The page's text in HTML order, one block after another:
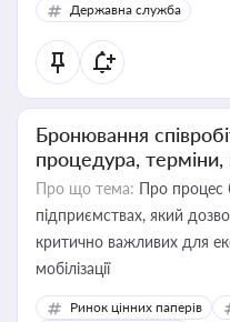
Державна служба
Бронювання
процедура, терміни,
Про що тема: Про процес
підприємствах, який
критично важливих для
мобілізації
Ринок цінних паперів